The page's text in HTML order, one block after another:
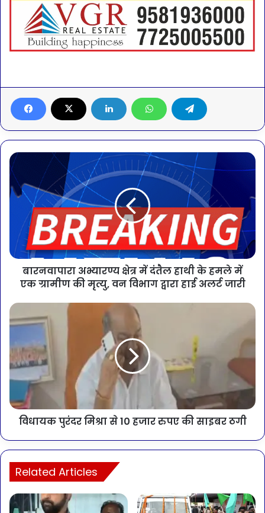
बारनवापारा अभ्यारण्य क्षेत्र में दंतैल हाथी के हमले में
एक ग्रामीण की मृत्यु, वन विभाग द्वारा हाई अलर्ट जारी
विधायक पुरंदर मिश्रा से 10 हजार रुपए की साइबर ठगी
Related Articles